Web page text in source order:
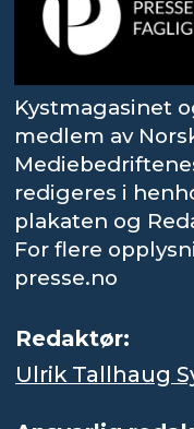
Kystmagasinet
medlem av
redigeres i
plakaten og
For flere
presse.no
Redaktør:
Ulrik Tallhaug